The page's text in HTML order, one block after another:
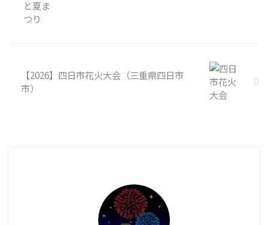
【2026】四日市花火大会（三重県四日市
市）